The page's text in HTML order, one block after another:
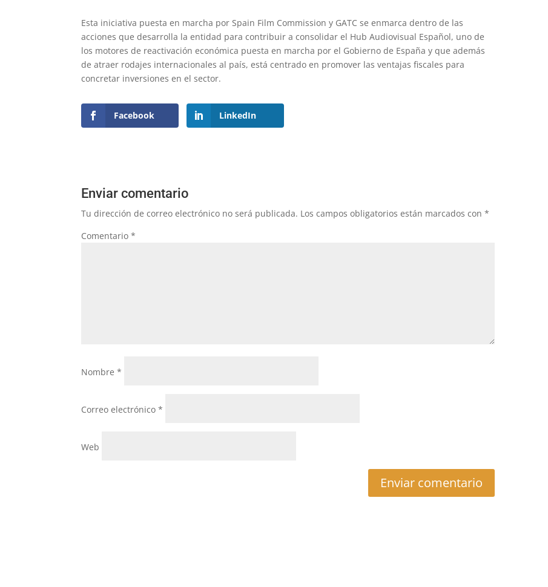
Esta iniciativa puesta en marcha por Spain Film Commission y GATC se enmarca dentro de las
acciones que desarrolla la entidad para contribuir a consolidar el Hub Audiovisual Español, uno de
los motores de reactivación económica puesta en marcha por el Gobierno de España y que además
de atraer rodajes internacionales al país, está centrado en promover las ventajas fiscales para
concretar inversiones en el sector.
Facebook LinkedIn
Enviar comentario
Tu dirección de correo electrónico no será publicada. Los campos obligatorios están marcados con*
Comentario*
Nombre*
Correo electrónico*
Web